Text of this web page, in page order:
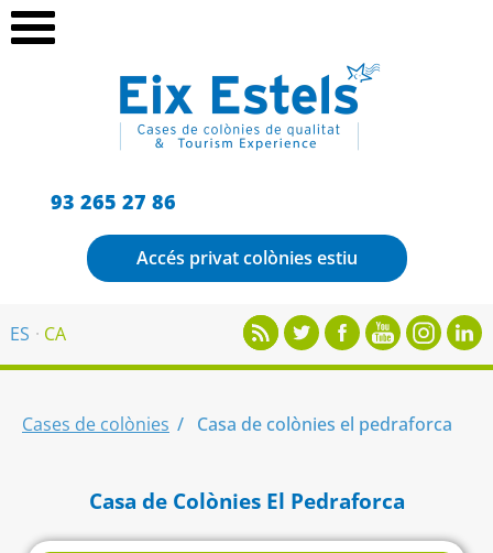
93 265 27 86
Accés privat colònies estiu
ES CA
Cases de colònies Casa de colònies el pedraforca
Casa de Colònies El Pedraforca